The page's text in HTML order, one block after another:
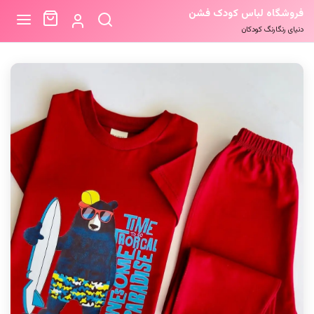
فروشگاه لباس کودک فشن
دنیای رنگارنگ کودکان